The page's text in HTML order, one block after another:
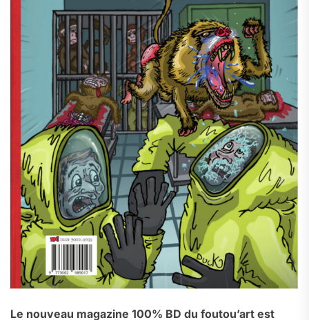
Le nouveau magazine 100% BD du foutou’art est